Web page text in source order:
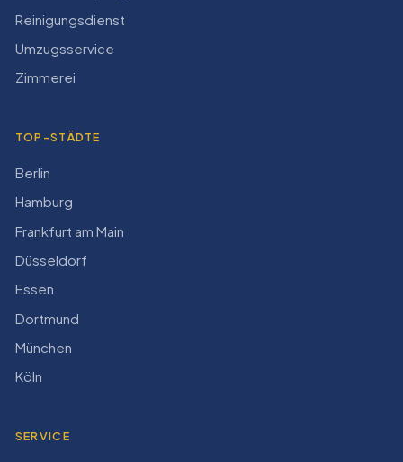
Reinigungsdienst
Umzugsservice
Zimmerei
TOP-STÄDTE
Berlin
Hamburg
Frankfurt am Main
Düsseldorf
Essen
Dortmund
München
Köln
SERVICE